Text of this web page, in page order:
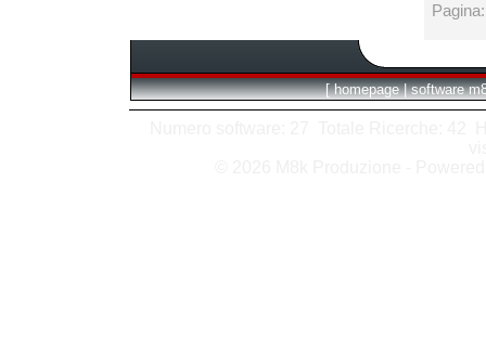
[ homepage | software